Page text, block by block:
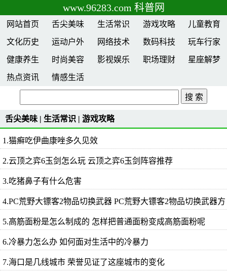
www.96283.com 科普网
网站首页 舌尖美味 生活常识 游戏攻略 儿童教育
文化历史 运动户外 网络技术 数码科技 玩车行家
健康养生 时尚美容 影视娱乐 职场理财 星座解梦
热点资讯 情感生活
舌尖美味 | 生活常识 | 游戏攻略
1.猫癣吃伊曲康唑多久见效
2.云顶之弈6玉剑怎么玩 云顶之弈6玉剑阵容推荐
3.吃猪鼻子有什么危害
4.PC荒野大镖客2物品切换武器 PC荒野大镖客2物品切换武器方
5.高筋面粉是怎么制成的 怎样把普通面粉变成高筋面粉呢
6.冷暴力怎么办 如何面对生活中的冷暴力
7.海口是几线城市 荣誉见证了这座城市的变化